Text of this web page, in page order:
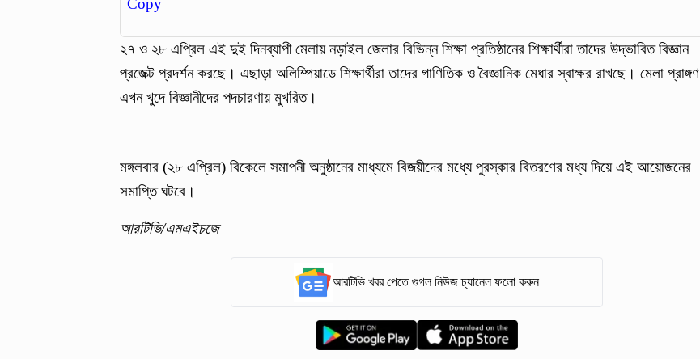
২৭ ও ২৮ এপ্রিল এই দুই দিনব্যাপী মেলায় নড়াইল জেলার বিভিন্ন শিক্ষা প্রতিষ্ঠানের শিক্ষার্থীরা তাদের উদ্ভাবিত বিজ্ঞান
প্রজেক্ট প্রদর্শন করছে। এছাড়া অলিম্পিয়াডে শিক্ষার্থীরা তাদের গাণিতিক ও বৈজ্ঞানিক মেধার স্বাক্ষর রাখছে। মেলা প্রাঙ্গণ
এখন খুদে বিজ্ঞানীদের পদচারণায় মুখরিত।
মঙ্গলবার (২৮ এপ্রিল) বিকেলে সমাপনী অনুষ্ঠানের মাধ্যমে বিজয়ীদের মধ্যে পুরস্কার বিতরণের মধ্য দিয়ে এই আয়োজনের
সমাপ্তি ঘটবে।
আরটিভি/এমএইচজে
আরটিভি খবর পেতে গুগল নিউজ চ্যানেল ফলো করুন